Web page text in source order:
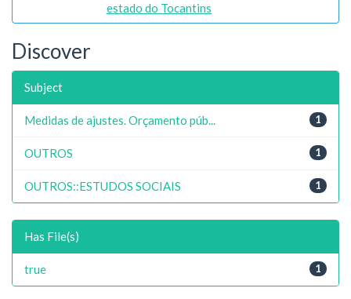
estado do Tocantins
Discover
Subject
1
Medidas de ajustes. Orçamento púb...
1
OUTROS
1
OUTROS::ESTUDOS SOCIAIS
Has File(s)
1
true